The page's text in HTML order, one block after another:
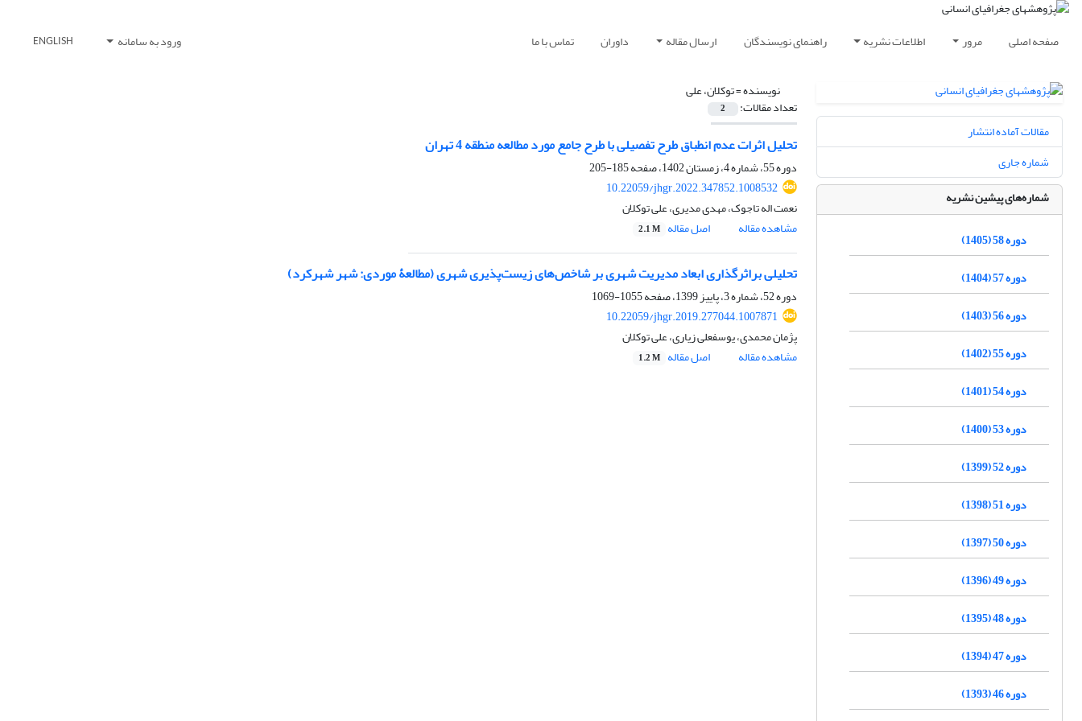
صفحه اصلی مرور اطلاعات نشریه راهنمای نویسندگان ارسال مقاله داوران تماس با ما ورود به سامانه ENGLISH
نویسنده =توکلان، علی
تعداد مقالات: 2
تحلیل اثرات عدم انطباق طرح تفصیلی با طرح جامع مورد مطالعه منطقه 4 تهران
دوره 55، شماره 4، زمستان 1402، صفحه
185-205
10.22059/jhgr.2022.347852.1008532
نعمت اله تاجوک، مهدی مدیری، علی توکلان
مشاهده مقاله
اصل مقاله 2.1 M
تحلیلی براثرگذاری ابعاد مدیریت شهری بر شاخص‌های زیست‌پذیری شهری (مطالعۀ موردی: شهر شهرکرد)
دوره 52، شماره 3، پاییز 1399، صفحه
1055-1069
10.22059/jhgr.2019.277044.1007871
پژمان محمدی، یوسفعلی زیاری، علی توکلان
مشاهده مقاله
اصل مقاله 1.2 M
مقالات آماده انتشار
شماره جاری
شماره‌های پیشین نشریه
دوره 58 (1405)
دوره 57 (1404)
دوره 56 (1403)
دوره 55 (1402)
دوره 54 (1401)
دوره 53 (1400)
دوره 52 (1399)
دوره 51 (1398)
دوره 50 (1397)
دوره 49 (1396)
دوره 48 (1395)
دوره 47 (1394)
دوره 46 (1393)